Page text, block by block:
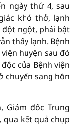
ngày thứ 4, sau
khó thở, lạnh
đột ngột, phải bật
thấy lạnh. Bệnh
huyện sau đó
của Bệnh viện
chuyển sang hôn
Giám đốc Trung
qua kết quả chụp